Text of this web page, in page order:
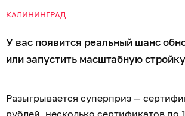
КАЛИНИНГРАД
У вас появится реальный шанс
или запустить масштабную
Разыгрывается суперприз —
рублей, несколько сертификатов по